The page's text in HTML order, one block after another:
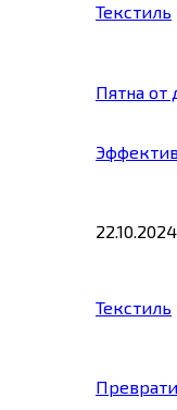
Текстиль
Пятна от
22.10.2024
Текстиль